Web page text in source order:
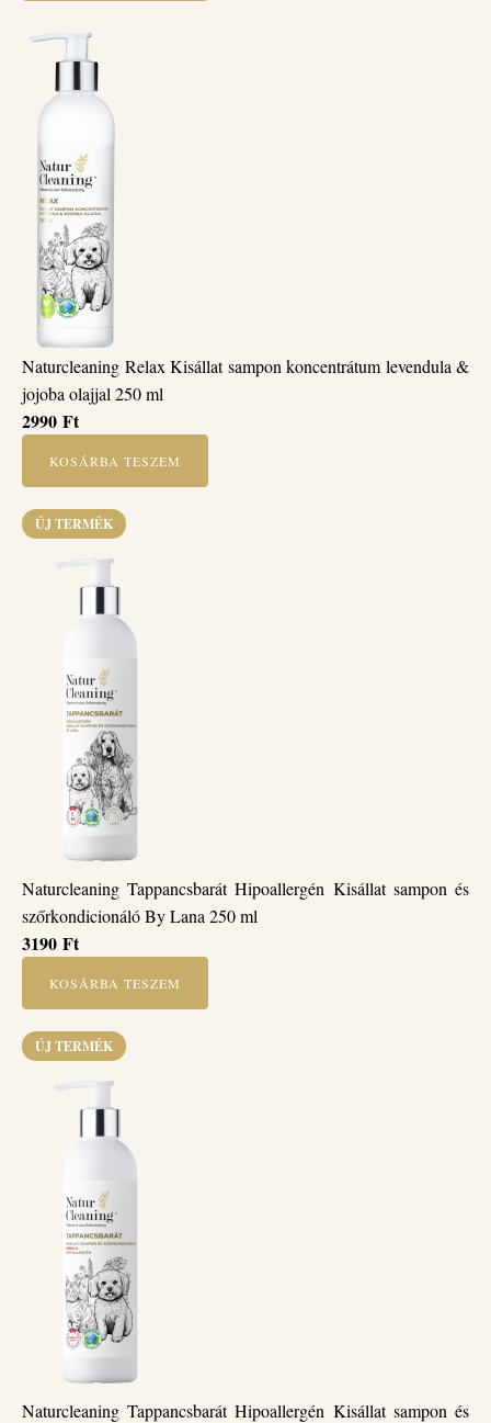
Naturcleaning Relax Kisállat sampon koncentrátum levendula &
jojoba olajjal 250 ml
2990 Ft
KOSÁRBA TESZEM
ÚJ TERMÉK
Naturcleaning Tappancsbarát Hipoallergén Kisállat sampon és
szőrkondicionáló By Lana 250 ml
3190 Ft
KOSÁRBA TESZEM
ÚJ TERMÉK
Naturcleaning Tappancsbarát Hipoallergén Kisállat sampon és